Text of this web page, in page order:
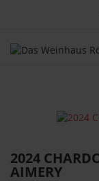
2024
AIMERY